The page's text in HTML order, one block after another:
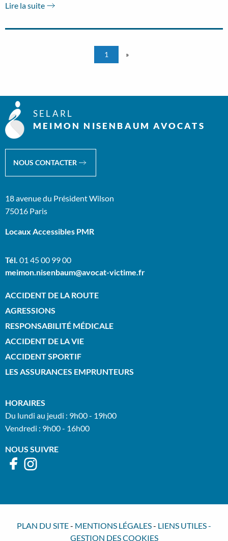
Lire la suite
1 »
SELARL
MEIMON NISENBAUM AVOCATS
NOUS CONTACTER
18 avenue du Président Wilson
75016 Paris
Locaux Accessibles PMR
Tél. 01 45 00 99 00
meimon.nisenbaum@avocat-victime.fr
ACCIDENT DE LA ROUTE
AGRESSIONS
RESPONSABILITÉ MÉDICALE
ACCIDENT DE LA VIE
ACCIDENT SPORTIF
LES ASSURANCES EMPRUNTEURS
HORAIRES
Du lundi au jeudi : 9h00 - 19h00
Vendredi : 9h00 - 16h00
NOUS SUIVRE
PLAN DU SITE- MENTIONS LÉGALES- LIENS UTILES-
GESTION DES COOKIES